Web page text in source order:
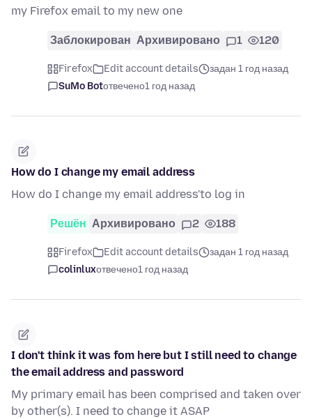
my Firefox email to my new one
Заблокирован Архивировано 1 120
Firefox Edit account details
задан 1 год назад
SuMo Botотвечено1 год назад
How do I change my email address
How do I change my email address'to log in
Решён Архивировано 2 188
Firefox Edit account details
задан 1 год назад
colinluxотвечено1 год назад
I don't think it was fom here but I still need to change
the email address and password
My primary email has been comprised and taken over
by other(s). I need to change it ASAP